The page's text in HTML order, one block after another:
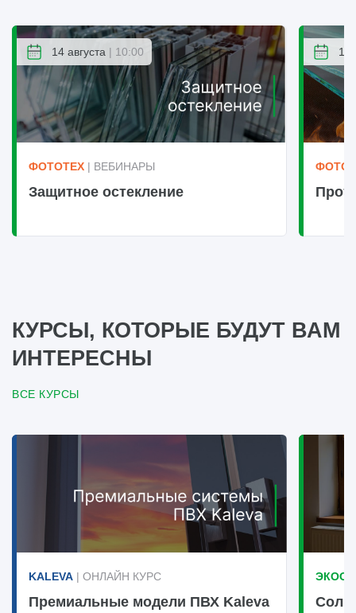
14 августа | 10:00
ФОТОТЕХ | ВЕБИНАРЫ
Защитное остекление
14
КУРСЫ, КОТОРЫЕ БУДУТ ВАМ
ИНТЕРЕСНЫ
ВСЕ КУРСЫ
KALEVA | ОНЛАЙН КУРС
Премиальные модели ПВХ Kaleva